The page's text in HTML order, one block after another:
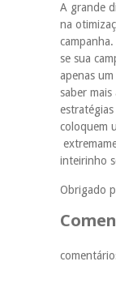
A grande
na
se sua
apenas
saber
coloquem
inteirinho
Obrigado